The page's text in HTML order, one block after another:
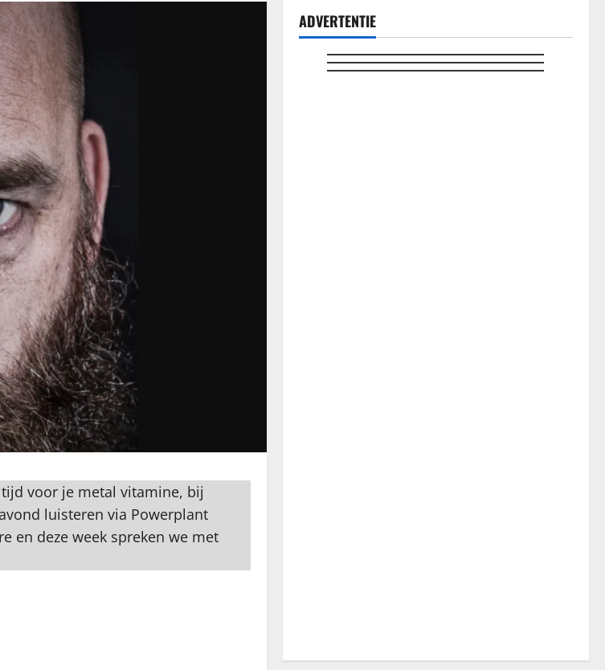
voor je metal vitamine, bij
luisteren via Powerplant
en deze week spreken we met
ADVERTENTIE